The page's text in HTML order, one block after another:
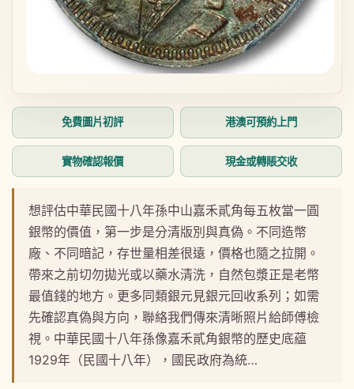
互
動
窗
多
媒
體
檔
案
1
互
動
開
免費圖片初評 港澳可預約上門
實物確認報價 現金或轉賬交收
想評估中華民國十八年孫中山嘉禾貳角每五枚當一圓
銀幣的價值，第一步是分清版別與真偽。不同造幣
廠、不同暗記，存世量相差很遠，價格也隨之拉開。
帶來之前切勿拋光或以藥水清洗，自然包漿正是老幣
最值錢的地方。更多同類銀元見銀元回收系列；如需
先確認真偽與方向，聯絡我們傳來清晰照片給師傅檢
視。中華民國十八年孫像嘉禾貳角銀幣的歷史底藴
1929年（民國十八年），國民政府為統…